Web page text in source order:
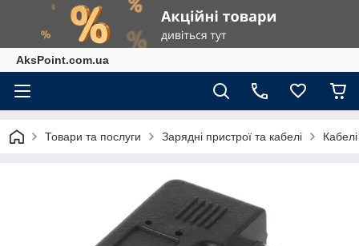
AksPoint.com.ua
Товари та послуги Зарядні пристрої та кабелі